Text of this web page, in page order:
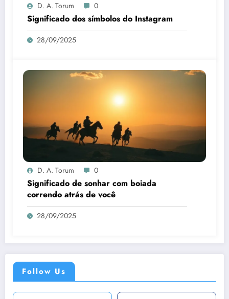
D. A. Torum 0
Significado dos símbolos do Instagram
28/09/2025
D. A. Torum 0
Significado de sonhar com boiada
correndo atrás de você
28/09/2025
Follow Us